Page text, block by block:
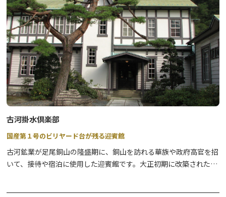
古河掛水倶楽部
国産第１号のビリヤード台が残る迎賓館
古河鉱業が足尾銅山の隆盛期に、銅山を訪れる華族や政府高官を招
いて、接待や宿泊に使用した迎賓館です。大正初期に改築された建